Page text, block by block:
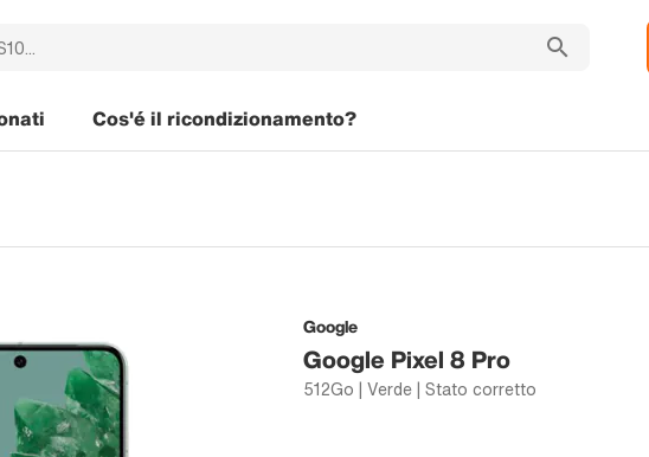
Cos'é il ricondizionamento?
Google
Google Pixel 8 Pro
512Go | Verde | Stato corretto